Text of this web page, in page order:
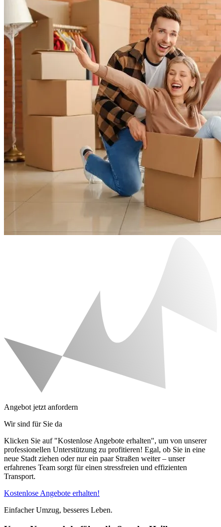
Angebot jetzt anfordern
Wir sind für Sie da
Klicken Sie auf "Kostenlose Angebote erhalten", um von unserer
professionellen Unterstützung zu profitieren! Egal, ob Sie in eine
neue Stadt ziehen oder nur ein paar Straßen weiter – unser
erfahrenes Team sorgt für einen stressfreien und effizienten
Transport.
Kostenlose Angebote erhalten!
Einfacher Umzug, besseres Leben.